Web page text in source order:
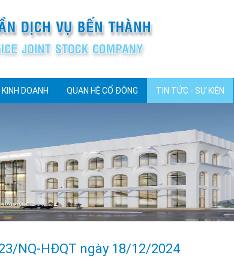
DOANH QUAN HỆ CỔ ĐÔNG TIN TỨC - SỰ KIỆN
NQ-HĐQT ngày 18/12/2024